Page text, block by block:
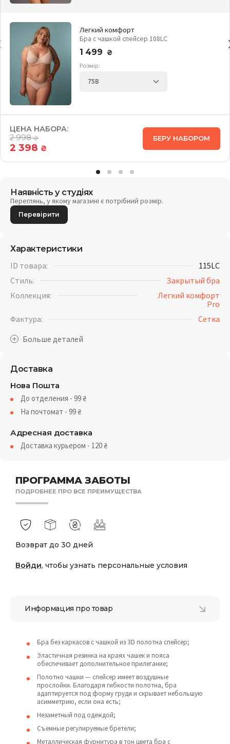
ПРОГРАММА ЗАБОТЫ
ПОДРОБНЕЕ ПРО ВСЕ ПРЕИМУЩЕСТВА
Возврат до 30 дней
Войди, чтобы узнать персональные условия
Легкий комфорт
Бра с чашкой спейсер 108LC
1 499
₴
Розмір:
ЦЕНА НАБОРА:
2 998₴
2 398 ₴
БЕРУ НАБОРОМ
Наявність у студіях
Переглянь, у якому магазині є потрібний розмір.
Перевірити
Характеристики
ID товара:
115LC
Стиль:
Закрытый бра
Коллекция:
Легкий комфорт
Pro
Фактура:
Cетка
Доставка
Нова Пошта
До отделения - 99₴
На почтомат - 99₴
Адресная доставка
Доставка курьером - 120₴
Информация про товар
Бра без каркасов с чашкой из 3D полотна спейсер;
Эластичная резинка на краях чашек и пояса
обеспечивает дополнительное прилегание;
Полотно чашки — спейсер имеет воздушные
прослойки. Благодаря гибкости полотна, бра
адаптируется под форму груди и скрывает небольшую
асимметрию, если она есть;
Незаметный под одеждой;
Съемные регулируемые бретели;
Металлическая фурнитура в тон цвета бра с